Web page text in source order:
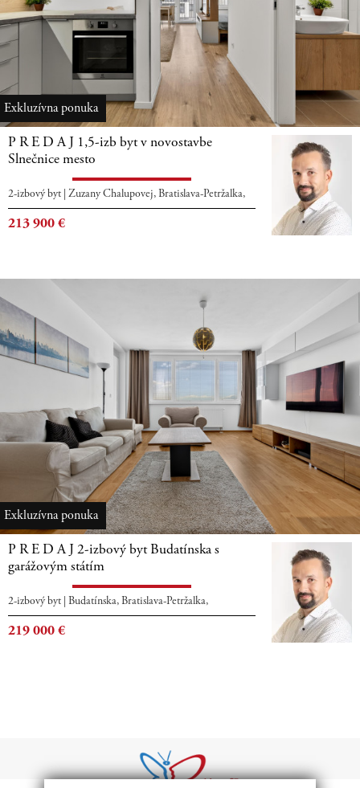
Exkluzívna ponuka
P R E D A J 1,5-izb byt v novostavbe
Slnečnice mesto
2-izbový byt Zuzany Chalupovej, Bratislava-Petržalka,
213 900 €
Exkluzívna ponuka
P R E D A J 2-izbový byt Budatínska s
garážovým státím
2-izbový byt Budatínska, Bratislava-Petržalka,
219 000 €